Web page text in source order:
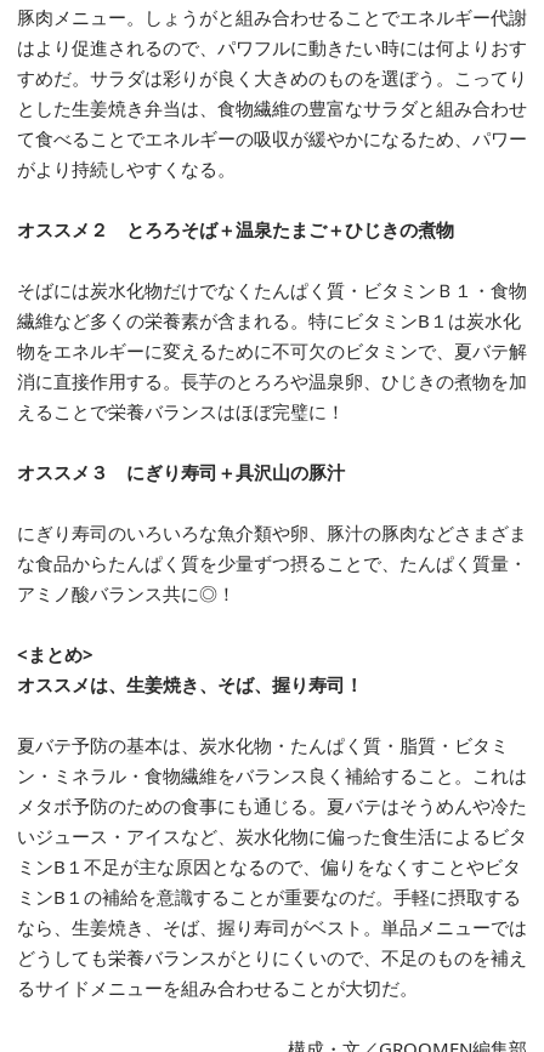
豚肉メニュー。しょうがと組み合わせることでエネルギー代謝
はより促進されるので、パワフルに動きたい時には何よりおす
すめだ。サラダは彩りが良く大きめのものを選ぼう。こってり
とした生姜焼き弁当は、食物繊維の豊富なサラダと組み合わせ
て食べることでエネルギーの吸収が緩やかになるため、パワー
がより持続しやすくなる。
オススメ２ とろろそば＋温泉たまご＋ひじきの煮物
そばには炭水化物だけでなくたんぱく質・ビタミンＢ１・食物
繊維など多くの栄養素が含まれる。特にビタミンB１は炭水化
物をエネルギーに変えるために不可欠のビタミンで、夏バテ解
消に直接作用する。長芋のとろろや温泉卵、ひじきの煮物を加
えることで栄養バランスはほぼ完璧に！
オススメ３ にぎり寿司＋具沢山の豚汁
にぎり寿司のいろいろな魚介類や卵、豚汁の豚肉などさまざま
な食品からたんぱく質を少量ずつ摂ることで、たんぱく質量・
アミノ酸バランス共に◎！
<まとめ>
オススメは、生姜焼き、そば、握り寿司！
夏バテ予防の基本は、炭水化物・たんぱく質・脂質・ビタミ
ン・ミネラル・食物繊維をバランス良く補給すること。これは
メタボ予防のための食事にも通じる。夏バテはそうめんや冷た
いジュース・アイスなど、炭水化物に偏った食生活によるビタ
ミンB１不足が主な原因となるので、偏りをなくすことやビタ
ミンB１の補給を意識することが重要なのだ。手軽に摂取する
なら、生姜焼き、そば、握り寿司がベスト。単品メニューでは
どうしても栄養バランスがとりにくいので、不足のものを補え
るサイドメニューを組み合わせることが大切だ。